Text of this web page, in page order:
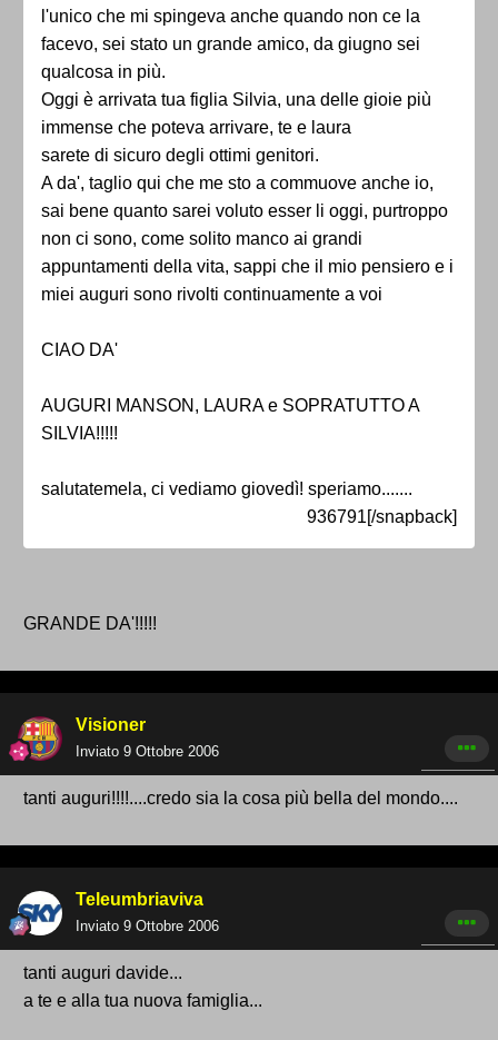
l'unico che mi spingeva anche quando non ce la
facevo, sei stato un grande amico, da giugno sei
qualcosa in più.
Oggi è arrivata tua figlia Silvia, una delle gioie più
immense che poteva arrivare, te e laura
sarete di sicuro degli ottimi genitori.
A da', taglio qui che me sto a commuove anche io,
sai bene quanto sarei voluto esser li oggi, purtroppo
non ci sono, come solito manco ai grandi
appuntamenti della vita, sappi che il mio pensiero e i
miei auguri sono rivolti continuamente a voi
CIAO DA'
AUGURI MANSON, LAURA e SOPRATUTTO A
SILVIA!!!!!
salutatemela, ci vediamo giovedì! speriamo.......
936791[/snapback]
GRANDE DA'!!!!!
Visioner
Inviato 9 Ottobre 2006
tanti auguri!!!!....credo sia la cosa più bella del mondo....
Teleumbriaviva
Inviato 9 Ottobre 2006
tanti auguri davide...
a te e alla tua nuova famiglia...